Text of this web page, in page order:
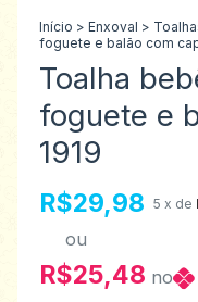
Início > Enxoval >
foguete e balão com
Toalha
foguete e
1919
R$29,98 5 x de
ou
R$25,48 no